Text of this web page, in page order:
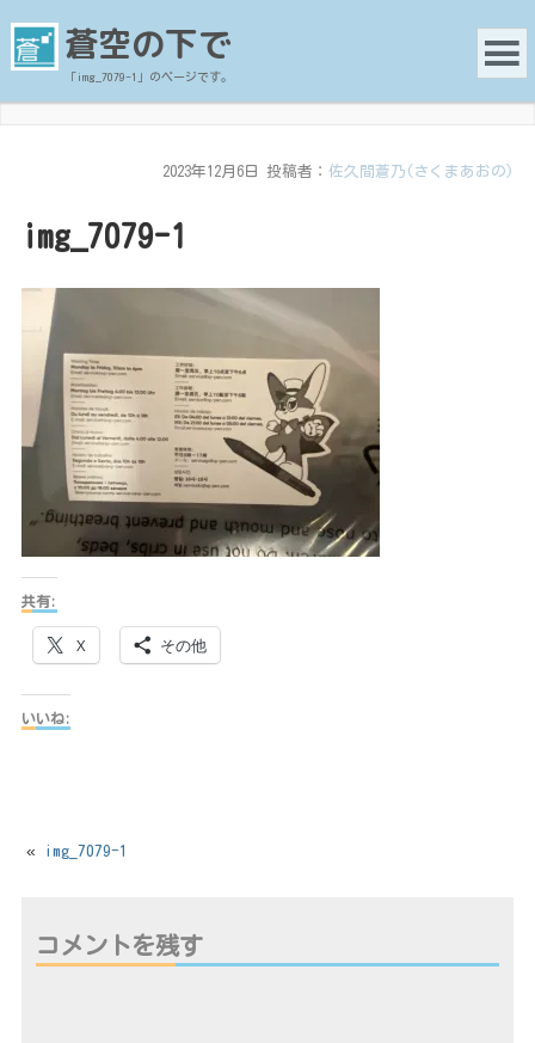
蒼空の下で
「img_7079-1」のページです。
2023年12月6日 投稿者：佐久間蒼乃(さくまあおの)
img_7079-1
共有:
X その他
いいね:
« img_7079-1
コメントを残す